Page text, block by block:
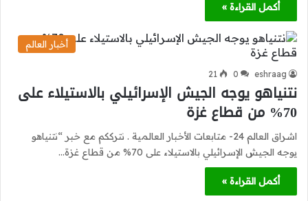
أكمل القراءة »
أخبار العالم
eshraag
0
21
نتنياهو يوجه الجيش الإسرائيلي بالاستيلاء على
70% من قطاع غزة
اشراق العالم 24- متابعات الأخبار العالمية . نترككم مع خبر “نتنياهو
يوجه الجيش الإسرائيلي بالاستيلاء على 70% من قطاع غزة…
أكمل القراءة »